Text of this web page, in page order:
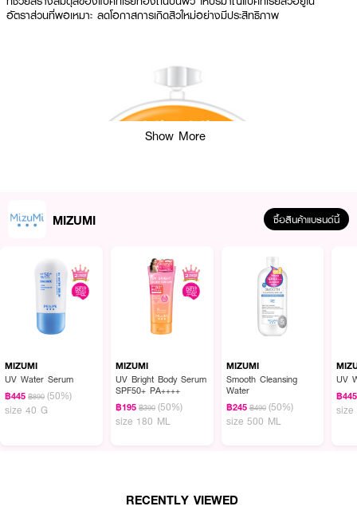
อัตราส่วนที่พอเหมาะ ลดโอกาสการเกิดสิวใหม่อย่างมีประสิทธิภาพ
Show More
MIZUMI ซื้อสินค้าแบรนด์นี้
MIZUMI
UV Water Serum
฿445 ฿890 (50%)
size 40 G
MIZUMI
UV Bright Body Serum
SPF50+ PA++++
฿195 ฿390 (50%)
size 180 ML
MIZUMI
Smooth Cleansing
Water
฿245 ฿490 (50%)
size 500 ML
UV
฿445
size
RECENTLY VIEWED